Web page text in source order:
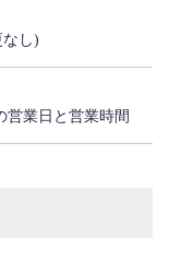
し)
営業日と営業時間